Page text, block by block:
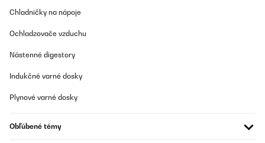
am Ende durch ein Sieb filtern, um überhaupt eine Milch-artige
Sojabohnenreste im Endprodukt und eine entsprechend große
entsorgt werden; welche eine Verschwendung! Bei dieser
Maschine ist ein Sieben in der Regel nicht mehr nötig, ich kann
alles sofort verwenden. Allenfalls bei Nussmilch für den
Milchaufschäumer von Kaffeeautomaten verwende ich ein
ebenfalls erstaunlich gering ausfallen.Was mir auch sehr gefällt
(angefangen bei 300 ml in 300 ml Schritten bis zu 1200 ml). Ich
Chladničky na nápoje
Ochladzovače vzduchu
Nástenné digestory
Indukčné varné dosky
Plynové varné dosky
Obľúbené témy